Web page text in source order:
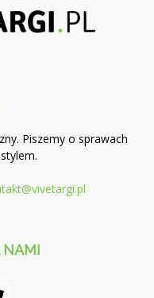
Piszemy o sprawach
NAMI